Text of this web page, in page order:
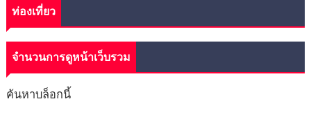
ท่องเที่ยว
จำนวนการดูหน้าเว็บรวม
ค้นหาบล็อกนี้